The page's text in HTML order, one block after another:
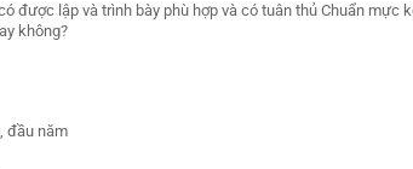
được lập và trình bày phù hợp và có tuân thủ Chuẩn mực
không?
đầu năm